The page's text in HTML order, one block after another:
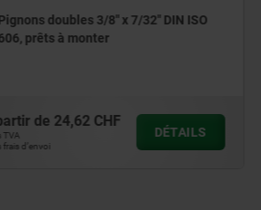
Pignons doubles 1/2" x 5/16" DIN ISO
606, prêts à monter
de30,81 CHF
TVA
frais d’envoi
DÉTAILS